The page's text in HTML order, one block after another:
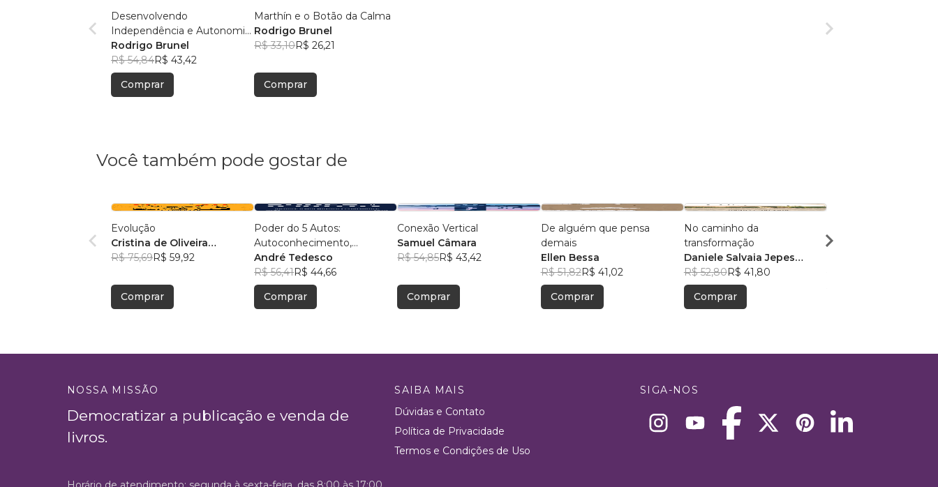
Desenvolvendo
Independência e Autonomia
em Pessoas com Autismo
Rodrigo Brunel
R$ 54,84R$ 43,42
Comprar
Marthín e o Botão da Calma
Rodrigo Brunel
R$ 33,10R$ 26,21
Comprar
Você também pode gostar de
Evolução
Cristina de Oliveira
Leopoldino Rodrigues
R$ 75,69R$ 59,92
Comprar
Poder do 5 Autos:
Autoconhecimento,
Autocontrole, Autoestima,
Autoconfiança e
Autoperformance
André Tedesco
R$ 56,41R$ 44,66
Comprar
Conexão Vertical
Samuel Câmara
R$ 54,85R$ 43,42
Comprar
De alguém que pensa
demais
Ellen Bessa
R$ 51,82R$ 41,02
Comprar
No caminho da
transformação
Daniele Salvaia Jepes
Rentroia
R$ 52,80R$ 41,80
Comprar
sangra
NOSSA MISSÃO
Democratizar a publicação e venda de
livros.
SAIBA MAIS
Dúvidas e Contato
Política de Privacidade
Termos e Condições de Uso
SIGA-NOS